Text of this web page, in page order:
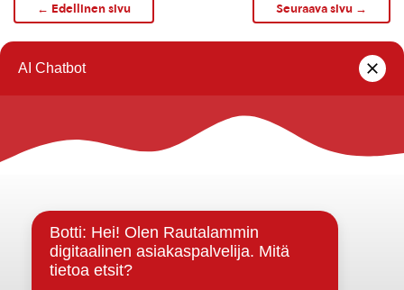
← Edellinen sivu Seuraava sivu →
Rautalammin kunta
Strategiat, ohjelmat, ohjeet, suunnitelmat, säännöt ja
sopimukset
Asiakirjajulkisuuskuvaus